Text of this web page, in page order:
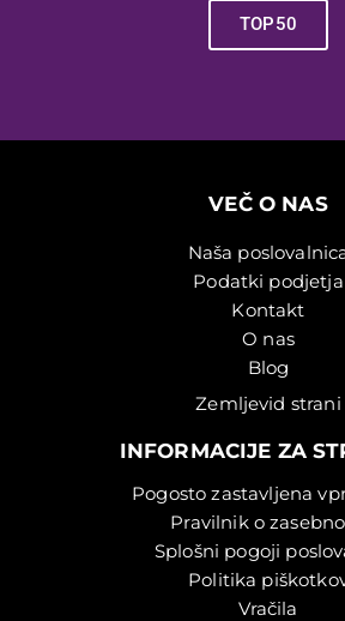
TOP50
VEČ O NAS
Naša
Podatki podjetja
Kontakt
O nas
Blog
Zemljevid strani
INFORMACIJE ZA
Pogosto zastavljena
Pravilnik o
Splošni pogoji
Politika
Vračila